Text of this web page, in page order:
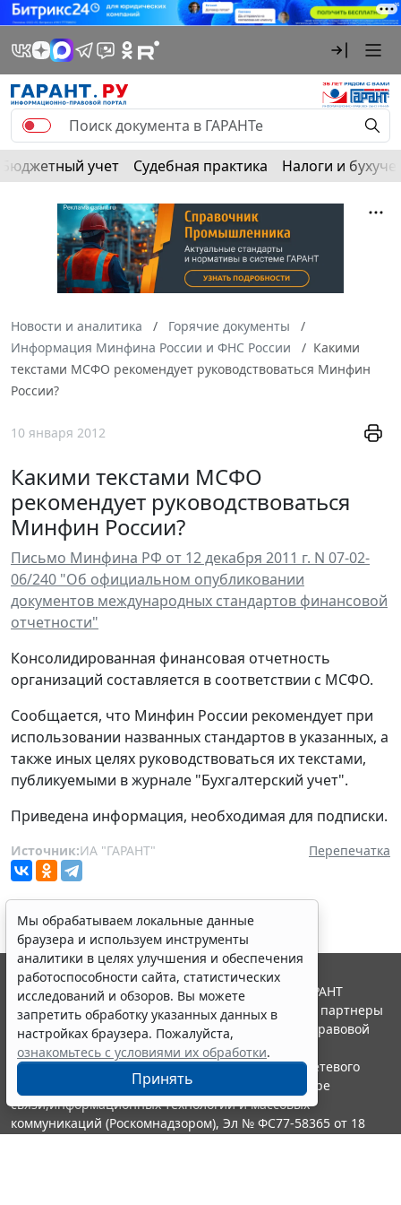
Бюджетный учет Судебная практика Налоги и
Новости и аналитика
Горячие документы
Информация Минфина России и ФНС России
Какими
текстами МСФО рекомендует руководствоваться Минфин
России?
10 января 2012
Какими текстами МСФО
рекомендует руководствоваться
Минфин России?
Письмо Минфина РФ от 12 декабря 2011 г. N 07-02-
06/240 "Об официальном опубликовании
документов международных стандартов финансовой
отчетности"
Консолидированная финансовая отчетность
организаций составляется в соответствии с МСФО.
Сообщается, что Минфин России рекомендует при
использовании названных стандартов в указанных, а
также иных целях руководствоваться их текстами,
публикуемыми в журнале "Бухгалтерский учет".
Приведена информация, необходимая для подписки.
Источник:ИА "ГАРАНТ" Перепечатка
Мы обрабатываем локальные данные
браузера и используем инструменты
аналитики в целях улучшения и обеспечения
работоспособности сайта, статистических
исследований и обзоров. Вы можете
запретить обработку указанных данных в
настройках браузера. Пожалуйста,
ознакомьтесь с условиями их обработки.
Принять
© ООО "НПП "ГАРАНТ-СЕРВИС", 2026. Система ГАРАНТ
выпускается с 1990 года. Компания "Гарант" и ее партнеры
являются участниками Российской ассоциации правовой
информации ГАРАНТ.
Портал ГАРАНТ.РУ зарегистрирован в качестве сетевого
издания Федеральной службой по надзору в сфере
связи,информационных технологий и массовых
коммуникаций (Роскомнадзором), Эл № ФС77-58365 от 18